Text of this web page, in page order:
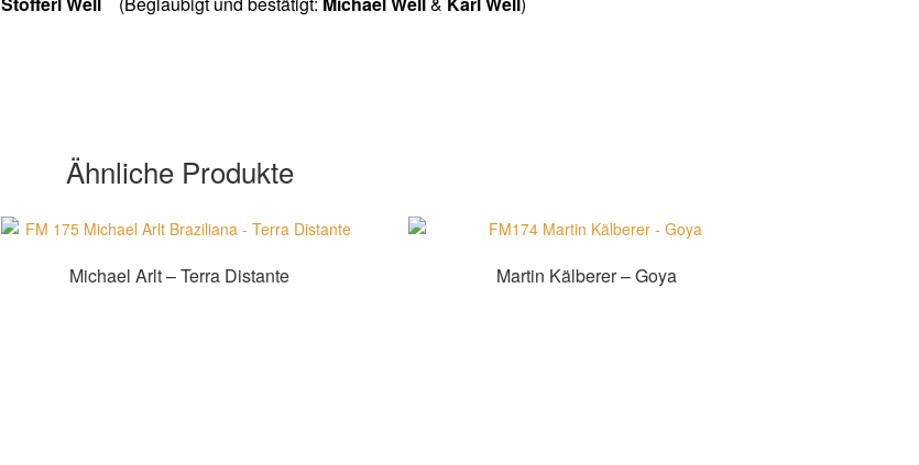
Ähnliche Produkte
Michael Arlt – Terra Distante Martin Kälberer – Goya